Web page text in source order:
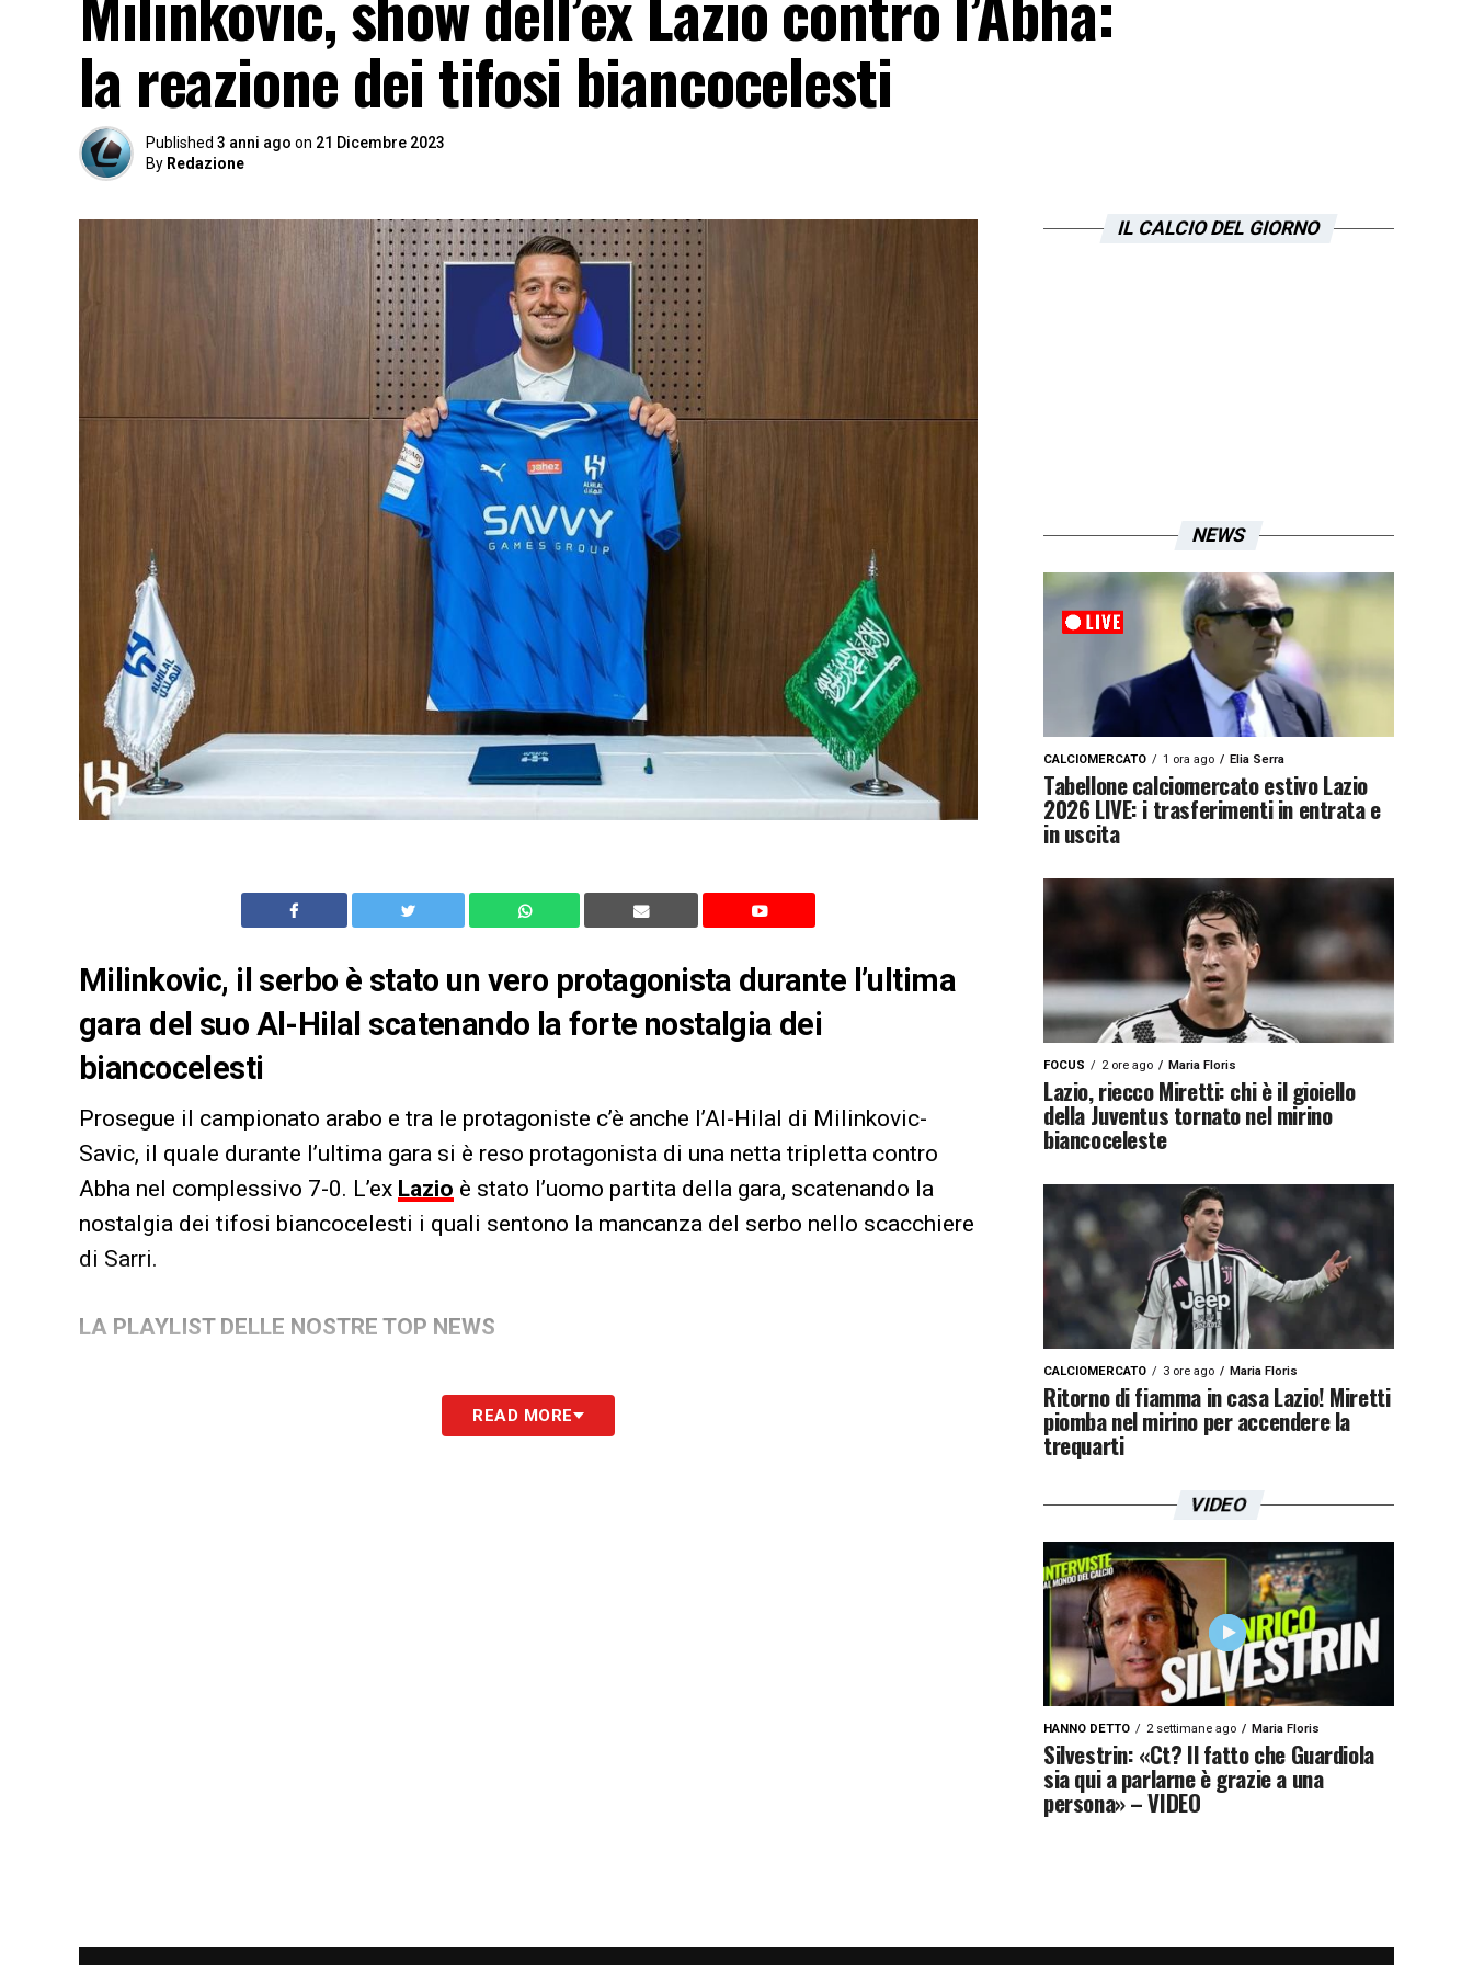
la reazione dei tifosi biancocelesti
Published 3 anni ago on 21 Dicembre 2023
By Redazione
Milinkovic, il serbo è stato un vero protagonista durante l’ultima
gara del suo Al-Hilal scatenando la forte nostalgia dei
biancocelesti
Prosegue il campionato arabo e tra le protagoniste c’è anche l’Al-Hilal di Milinkovic-
Savic, il quale durante l’ultima gara si è reso protagonista di una netta tripletta contro
Abha nel complessivo 7-0. L’ex Lazio è stato l’uomo partita della gara, scatenando la
nostalgia dei tifosi biancocelesti i quali sentono la mancanza del serbo nello scacchiere
di Sarri.
LA PLAYLIST DELLE NOSTRE TOP NEWS
READ MORE
IL CALCIO DEL GIORNO
NEWS
CALCIOMERCATO 1 ora ago Elia Serra
Tabellone calciomercato estivo Lazio
2026 LIVE: i trasferimenti in entrata e
in uscita
FOCUS 2 ore ago Maria Floris
Lazio, riecco Miretti: chi è il gioiello
della Juventus tornato nel mirino
biancoceleste
CALCIOMERCATO 3 ore ago Maria Floris
Ritorno di fiamma in casa Lazio! Miretti
piomba nel mirino per accendere la
trequarti
VIDEO
HANNO DETTO 2 settimane ago Maria Floris
Silvestrin: «Ct? Il fatto che Guardiola
sia qui a parlarne è grazie a una
persona» – VIDEO